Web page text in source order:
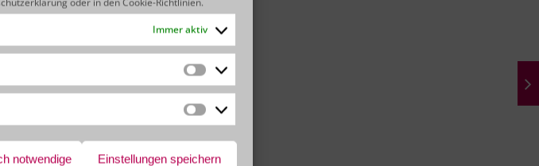
Immer aktiv
Statistiken
Marketing
notwendige Einstellungen speichern
eintägigen Schulung erhalten Sie einen
OutSystems Anwendungen für
zitieren immer wieder gerne Herrn
Minden-Ravensberg/Lippe: „Die Low-Code
Aus unserer Sicht sind die
des Kommunalen
Trotz der begrenzten Zeit, fühlte sich
ist durchweg positiv. Die Teilnahme an